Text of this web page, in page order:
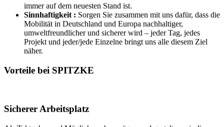
immer auf dem neuesten Stand ist.
Sinnhaftigkeit : Sorgen Sie zusammen mit uns dafür, dass die
Mobilität in Deutschland und Europa nachhaltiger,
umweltfreundlicher und sicherer wird – jeder Tag, jedes
Projekt und jeder/jede Einzelne bringt uns alle diesem Ziel
näher.
Vorteile bei SPITZKE
Sicherer Arbeitsplatz